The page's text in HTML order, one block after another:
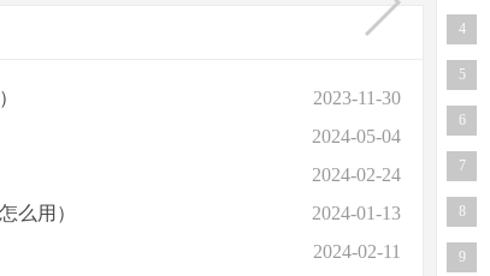
2023-11-30
2024-05-04
2024-02-24
么用）
2024-01-13
2024-02-11
4
5
6
7
8
9